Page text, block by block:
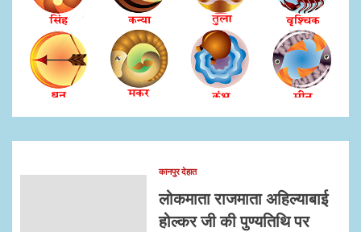
कानपुर देहात
लोकमाता राजमाता अहिल्याबाई
होल्कर जी की पुण्यतिथि पर